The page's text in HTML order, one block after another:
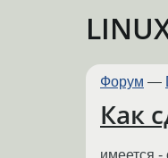
Форум —
Как
имеется -